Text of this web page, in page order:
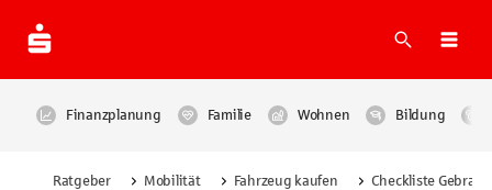
Suche
Finanzplanung Familie Wohnen Bildung
Ratgeber Mobilität Fahrzeug kaufen Checkliste